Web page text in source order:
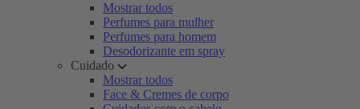
Mostrar todos
Perfumes para mulher
Perfumes para homem
Desodorizante em spray
Cuidado
Mostrar todos
Face & Cremes de corpo